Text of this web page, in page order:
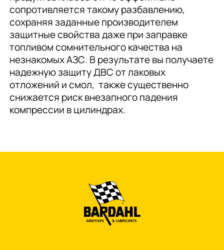
сопротивляется такому разбавлению,
сохраняя заданные производителем
защитные свойства даже при заправке
топливом сомнительного качества на
незнакомых АЗС. В результате вы получаете
надежную защиту ДВС от лаковых
отложений и смол, также существенно
снижается риск внезапного падения
компрессии в цилиндрах.